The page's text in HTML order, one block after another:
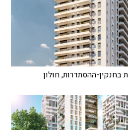
בחנקין-ההסתדרות, חולון